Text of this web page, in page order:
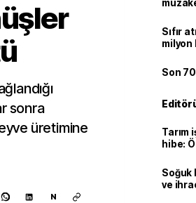
sonra
üretimine
N
Sıfır
milyon
Son
Tarım
hibe:
Soğuk
ve